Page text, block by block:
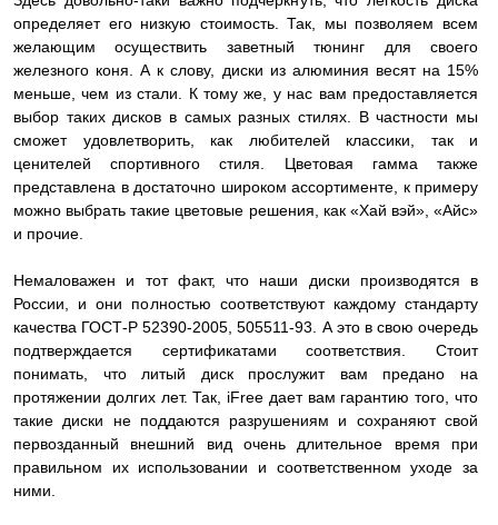
определяет его низкую стоимость. Так, мы позволяем всем
желающим осуществить заветный тюнинг для своего
железного коня. А к слову, диски из алюминия весят на 15%
меньше, чем из стали. К тому же, у нас вам предоставляется
выбор таких дисков в самых разных стилях. В частности мы
сможет удовлетворить, как любителей классики, так и
ценителей спортивного стиля. Цветовая гамма также
представлена в достаточно широком ассортименте, к примеру
можно выбрать такие цветовые решения, как «Хай вэй», «Айс»
и прочие.
Немаловажен и тот факт, что наши диски производятся в
России, и они полностью соответствуют каждому стандарту
качества ГОСТ-Р 52390-2005, 505511-93. А это в свою очередь
подтверждается сертификатами соответствия. Стоит
понимать, что литый диск прослужит вам предано на
протяжении долгих лет. Так, iFree дает вам гарантию того, что
такие диски не поддаются разрушениям и сохраняют свой
первозданный внешний вид очень длительное время при
правильном их использовании и соответственном уходе за
ними.